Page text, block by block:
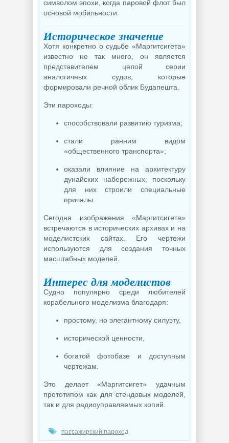
символом эпохи, когда паровой флот был
основой мобильности.
Историческое значение
Хотя конкретно о судьбе «Маргитсигета»
известно не так много, он является
представителем целой серии
аналогичных судов, которые
формировали речной облик Будапешта.
Эти пароходы:
способствовали развитию туризма;
стали ранним видом
«общественного транспорта»;
оказали влияние на архитектуру
дунайских набережных, поскольку
для них строили специальные
причалы.
Сегодня изображения «Маргитсигета»
встречаются в исторических архивах и на
моделистских сайтах. Его чертежи
используются для создания точных
масштабных моделей.
Интерес для моделистов
Судно популярно среди любителей
корабельного моделизма благодаря:
простому, но элегантному силуэту,
исторической ценности,
богатой фотобазе и доступным
чертежам.
Это делает «Маргитсигет» удачным
прототипом как для стендовых моделей,
так и для радиоуправляемых копий.
пассажирский пароход